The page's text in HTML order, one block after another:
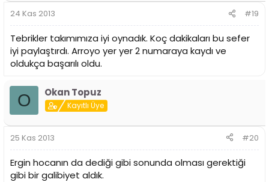
24 Kas 2013 #19
Tebrikler takımımıza iyi oynadık. Koç dakikaları bu sefer
iyi paylaştırdı. Arroyo yer yer 2 numaraya kaydı ve
oldukça başarılı oldu.
O Okan Topuz
Kayıtlı Üye
25 Kas 2013 #20
Ergin hocanın da dediği gibi sonunda olması gerektiği
gibi bir galibiyet aldık.